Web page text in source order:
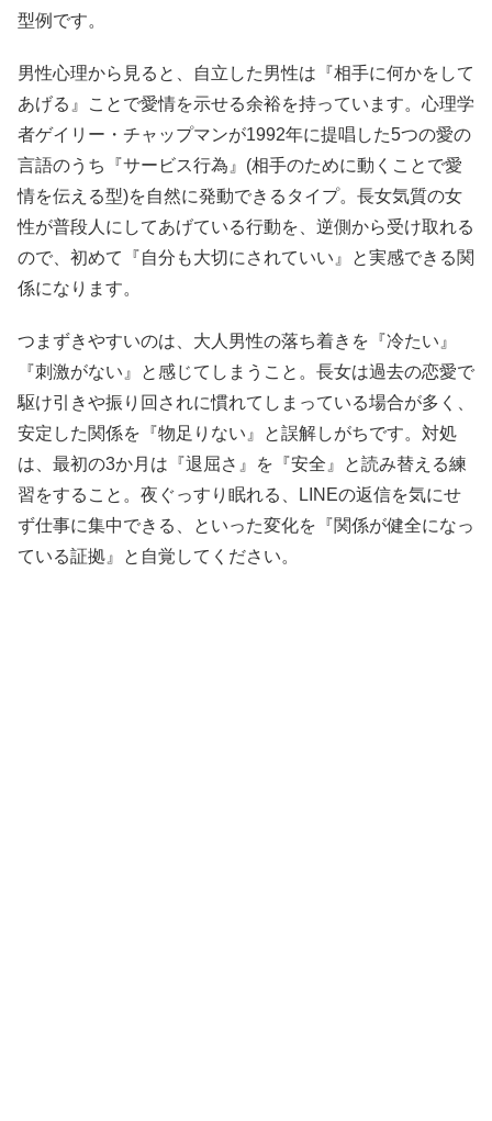
型例です。
男性心理から見ると、自立した男性は『相手に何かをして
あげる』ことで愛情を示せる余裕を持っています。心理学
者ゲイリー・チャップマンが1992年に提唱した5つの愛の
言語のうち『サービス行為』(相手のために動くことで愛
情を伝える型)を自然に発動できるタイプ。長女気質の女
性が普段人にしてあげている行動を、逆側から受け取れる
ので、初めて『自分も大切にされていい』と実感できる関
係になります。
つまずきやすいのは、大人男性の落ち着きを『冷たい』
『刺激がない』と感じてしまうこと。長女は過去の恋愛で
駆け引きや振り回されに慣れてしまっている場合が多く、
安定した関係を『物足りない』と誤解しがちです。対処
は、最初の3か月は『退屈さ』を『安全』と読み替える練
習をすること。夜ぐっすり眠れる、LINEの返信を気にせ
ず仕事に集中できる、といった変化を『関係が健全になっ
ている証拠』と自覚してください。